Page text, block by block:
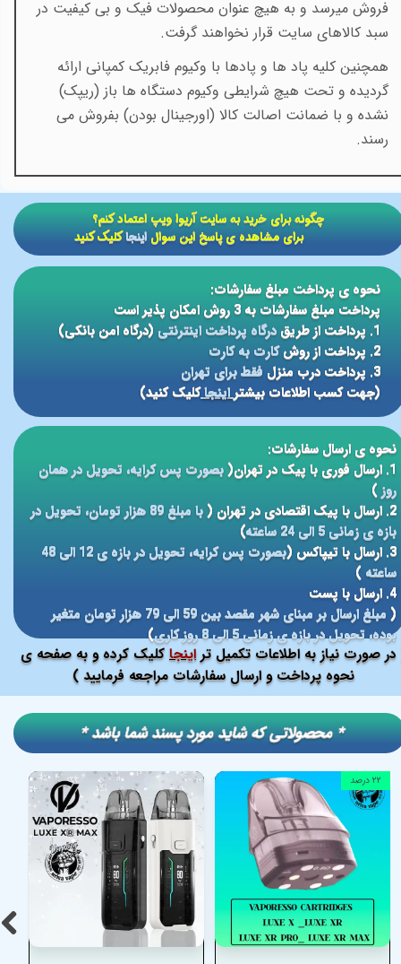
فروش میرسد و به هیچ عنوان محصولات فیک و بی کیفیت در
سبد کالاهای سایت قرار نخواهند گرفت.
همچنین کلیه پاد ها و پادها با وکیوم فابریک کمپانی ارائه
گردیده و تحت هیچ شرایطی وکیوم دستگاه ها باز (ریپک)
نشده و با ضمانت اصالت کالا (اورجینال بودن) بفروش می
رسند.
صورت نیاز به اطلاعات تکمیل تراینجا کلیک کرده و به صفحه ی
نحوه پرداخت و ارسال سفارشات مراجعه فرمایید )
نحوه ی پرداخت مبلغ سفارشات:
پرداخت مبلغ سفارشات به 3 روش امکان پذیر است
1. پرداخت از طریق
درگاه پرداخت اینترنتی(درگاه امن بانکی)
2. پرداخت از روش
کارت به کارت
3. پرداخت درب منزل
فقط برای تهران
(جهت کسب اطلاعات بیشتر اینجاکلیک کنید)
نحوه ی ارسال سفارشات:
1. ارسال فوری با پیک در تهران(
بصورت پس کرایه، تحویل در همان
روز)
2. ارسال با پیک اقتصادی در تهران (
با مبلغ 89 هزار تومان، تحویل در
بازه ی زمانی 5 الی 24 ساعته
)
3. ارسال با تیپاکس (
بصورت پس کرایه، تحویل در بازه ی 12 الی 48
ساعته )
4. ارسال با پست
(
مبلغ ارسال بر مبنای شهر مقصد بین 59 الی 79 هزار تومان متغیر
بوده، تحویل در بازه ی زمانی 5 الی 8 روز کاری
)
​​چگونه برای خرید به سایت آریوا ویپ اعتماد کنم؟
برای مشاهده ی پاسخ این سوالاینجاکلیک کنید
۲۲ درصد
​​* محصولاتی که شاید مورد پسند شما باشد *